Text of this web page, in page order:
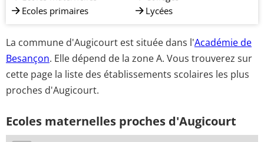
Ecoles primaires
Lycées
La commune d'Augicourt est située dans l'Académie de
Besançon. Elle dépend de la zone A. Vous trouverez sur
cette page la liste des établissements scolaires les plus
proches d'Augicourt.
Ecoles maternelles proches d'Augicourt